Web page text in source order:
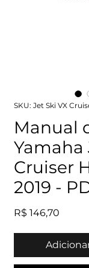
SKU: Jet Ski VX
Manual
Yamaha
Cruiser
2019 -
R$ 146,70